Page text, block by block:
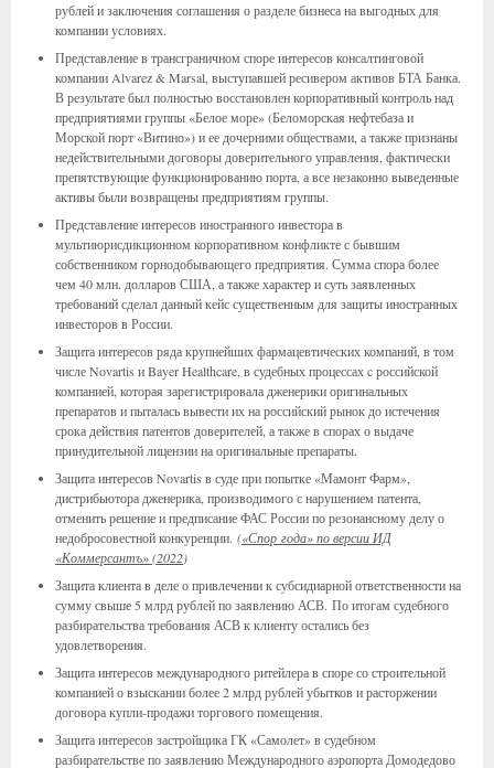
рублей и заключения соглашения о разделе бизнеса на выгодных для
компании условиях.
Представление в трансграничном споре интересов консалтинговой
компании Alvarez & Marsal, выступавшей ресивером активов БТА Банка.
В результате был полностью восстановлен корпоративный контроль над
предприятиями группы «Белое море» (Беломорская нефтебаза и
Морской порт «Витино») и ее дочерними обществами, а также признаны
недействительными договоры доверительного управления, фактически
препятствующие функционированию порта, а все незаконно выведенные
активы были возвращены предприятиям группы.
Представление интересов иностранного инвестора в
мультиюрисдикционном корпоративном конфликте с бывшим
собственником горнодобывающего предприятия. Сумма спора более
чем 40 млн. долларов США, а также характер и суть заявленных
требований сделал данный кейс существенным для защиты иностранных
инвесторов в России.
Защита интересов ряда крупнейших фармацевтических компаний, в том
числе Novartis и Bayer Healthcare, в судебных процессах c российской
компанией, которая зарегистрировала дженерики оригинальных
препаратов и пыталась вывести их на российский рынок до истечения
срока действия патентов доверителей, а также в спорах о выдаче
принудительной лицензии на оригинальные препараты.
Защита интересов Novartis в суде при попытке «Мамонт Фарм»,
дистрибьютора дженерика, производимого с нарушением патента,
отменить решение и предписание ФАС России по резонансному делу о
недобросовестной конкуренции. («Спор года» по версии ИД
«Коммерсантъ» (2022)
Защита клиента в деле о привлечении к субсидиарной ответственности на
сумму свыше 5 млрд рублей по заявлению АСВ. По итогам судебного
разбирательства требования АСВ к клиенту остались без
удовлетворения.
Защита интересов международного ритейлера в споре со строительной
компанией о взыскании более 2 млрд рублей убытков и расторжении
договора купли-продажи торгового помещения.
Защита интересов застройщика ГК «Самолет» в судебном
разбирательстве по заявлению Международного аэропорта Домодедово